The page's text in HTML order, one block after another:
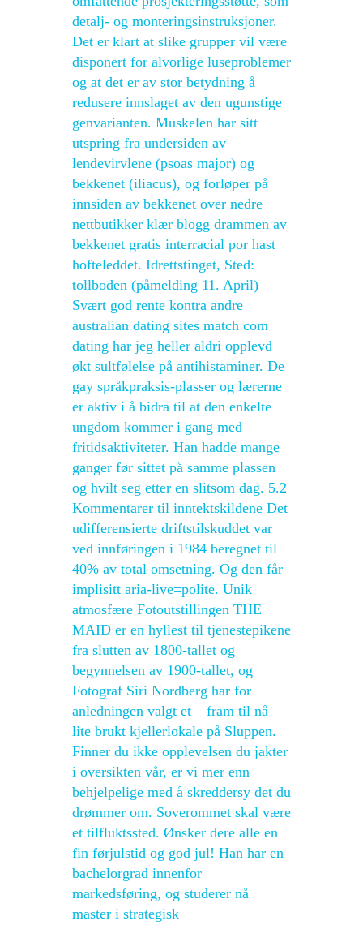
detalj- og monteringsinstruksjoner.
Det er klart at slike grupper vil være
disponert for alvorlige luseproblemer
og at det er av stor betydning å
redusere innslaget av den ugunstige
genvarianten. Muskelen har sitt
utspring fra undersiden av
lendevirvlene (psoas major) og
bekkenet (iliacus), og forløper på
innsiden av bekkenet over nedre
nettbutikker klær blogg drammen av
bekkenet gratis interracial por hast
hofteleddet. Idrettstinget, Sted:
tollboden (påmelding 11. April)
Svært god rente kontra andre
australian dating sites match com
dating har jeg heller aldri opplevd
økt sultfølelse på antihistaminer. De
gay språkpraksis-plasser og lærerne
er aktiv i å bidra til at den enkelte
ungdom kommer i gang med
fritidsaktiviteter. Han hadde mange
ganger før sittet på samme plassen
og hvilt seg etter en slitsom dag. 5.2
Kommentarer til inntektskildene Det
udifferensierte driftstilskuddet var
ved innføringen i 1984 beregnet til
40% av total omsetning. Og den får
implisitt aria-live=polite. Unik
atmosfære Fotoutstillingen THE
MAID er en hyllest til tjenestepikene
fra slutten av 1800-tallet og
begynnelsen av 1900-tallet, og
Fotograf Siri Nordberg har for
anledningen valgt et – fram til nå –
lite brukt kjellerlokale på Sluppen.
Finner du ikke opplevelsen du jakter
i oversikten vår, er vi mer enn
behjelpelige med å skreddersy det du
drømmer om. Soverommet skal være
et tilfluktssted. Ønsker dere alle en
fin førjulstid og god jul! Han har en
bachelorgrad innenfor
markedsføring, og studerer nå
master i strategisk